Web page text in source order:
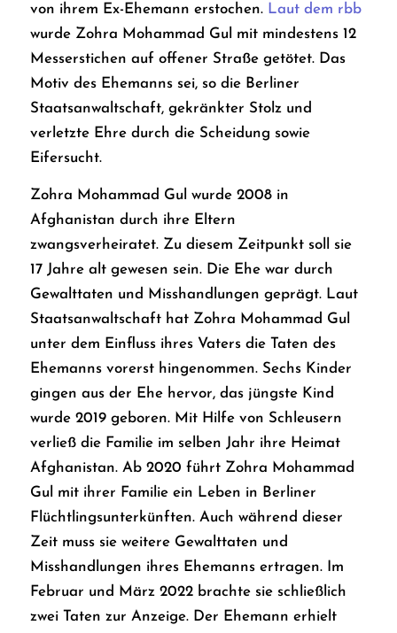
von ihrem Ex-Ehemann erstochen. Laut dem rbb
wurde Zohra Mohammad Gul mit mindestens 12
Messerstichen auf offener Straße getötet. Das
Motiv des Ehemanns sei, so die Berliner
Staatsanwaltschaft, gekränkter Stolz und
verletzte Ehre durch die Scheidung sowie
Eifersucht.
Zohra Mohammad Gul wurde 2008 in
Afghanistan durch ihre Eltern
zwangsverheiratet. Zu diesem Zeitpunkt soll sie
17 Jahre alt gewesen sein. Die Ehe war durch
Gewalttaten und Misshandlungen geprägt. Laut
Staatsanwaltschaft hat Zohra Mohammad Gul
unter dem Einfluss ihres Vaters die Taten des
Ehemanns vorerst hingenommen. Sechs Kinder
gingen aus der Ehe hervor, das jüngste Kind
wurde 2019 geboren. Mit Hilfe von Schleusern
verließ die Familie im selben Jahr ihre Heimat
Afghanistan. Ab 2020 führt Zohra Mohammad
Gul mit ihrer Familie ein Leben in Berliner
Flüchtlingsunterkünften. Auch während dieser
Zeit muss sie weitere Gewalttaten und
Misshandlungen ihres Ehemanns ertragen. Im
Februar und März 2022 brachte sie schließlich
zwei Taten zur Anzeige. Der Ehemann erhielt